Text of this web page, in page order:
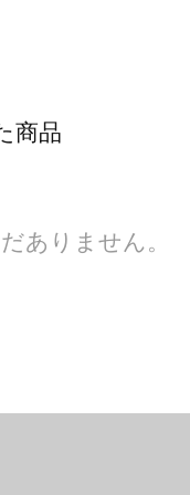
商品
ありません。